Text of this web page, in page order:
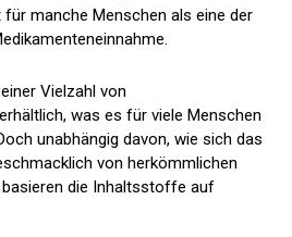
manche Menschen als eine der
Vielzahl von
was es für viele Menschen
unabhängig davon, wie sich das
von herkömmlichen
die Inhaltsstoffe auf